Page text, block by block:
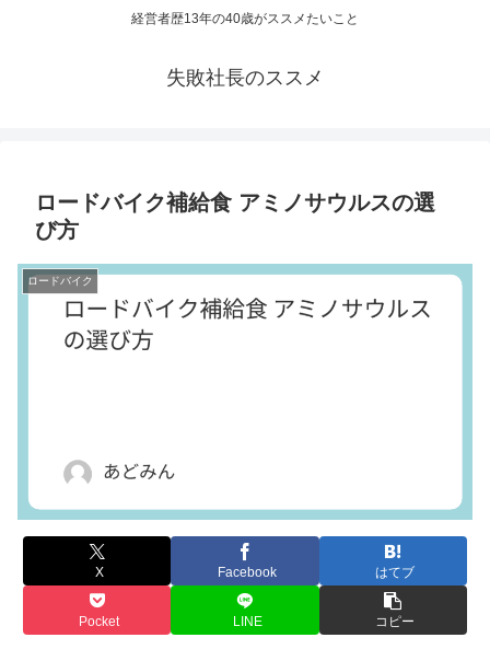
経営者歴13年の40歳がススメたいこと
失敗社長のススメ
ロードバイク補給食 アミノサウルスの選
び方
ロードバイク
X Facebook はてブ
Pocket LINE コピー